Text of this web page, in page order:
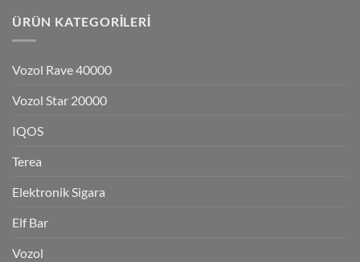
ÜRÜN KATEGORILERI
Vozol Rave 40000
Vozol Star 20000
IQOS
Terea
Elektronik Sigara
Elf Bar
Vozol